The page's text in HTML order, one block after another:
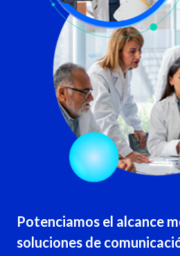
Potenciamos el alcance
soluciones de